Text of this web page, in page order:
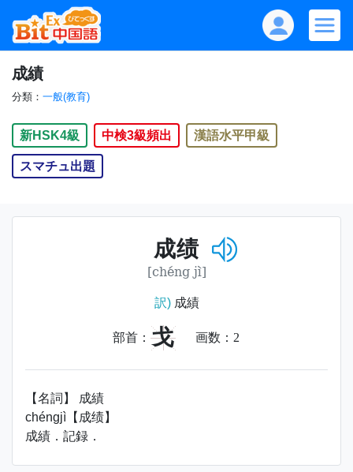
成績
分類： 一般(教育)
新HSK4級 中検3級頻出 漢語水平甲級
スマチュ出題
成绩
[chéng jì]
訳)成績
部首： 戈 画数： 2
【名詞】 成績
chéngjì【成绩】
成績．記録．